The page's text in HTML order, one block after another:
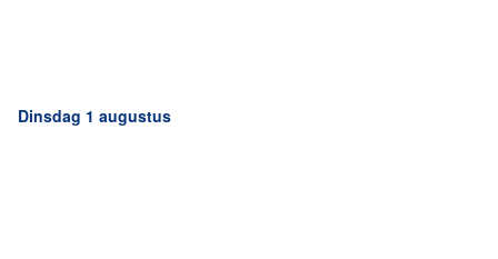
Dinsdag 1 augustus